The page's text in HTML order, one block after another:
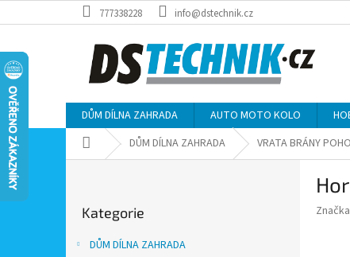
na
777338228 info@dstechnik.cz
DŮM DÍLNA ZAHRADA AUTO MOTO KOLO
Domů DŮM DÍLNA ZAHRADA VRATA BRÁNY
kategorie
Kategorie
DŮM DÍLNA ZAHRADA